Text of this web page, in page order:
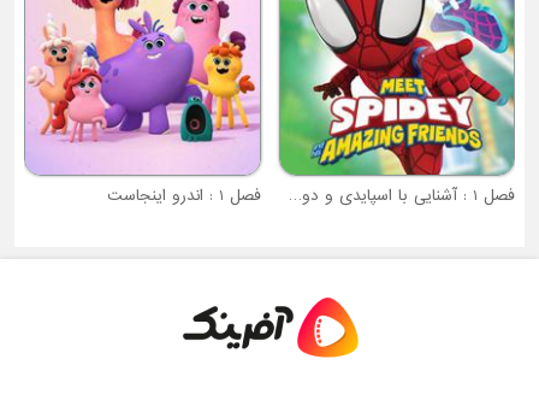
فصل 1 : آشنایی با اسپایدی و دوستان شگفت انگیزش فصل 1 : اندرو اینجاست